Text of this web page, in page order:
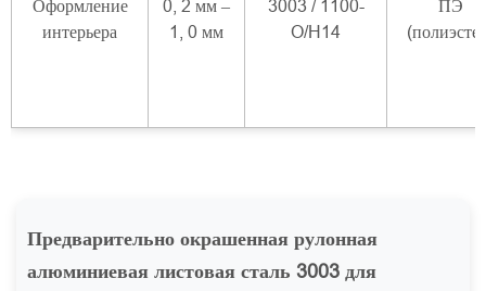
Оформление
интерьера
0, 2 мм –
1, 0 мм
3003 / 1100-
O/H14
ПЭ
Предварительно окрашенная рулонная
алюминиевая листовая сталь 3003 для